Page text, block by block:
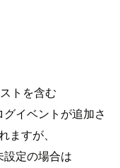
トを含む
グイベントが追加さ
すが、
設定の場合は